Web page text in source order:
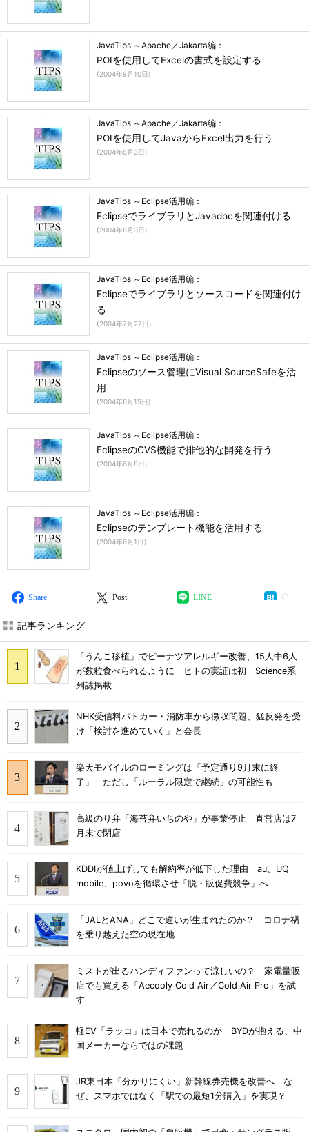
JavaTips ～Apache／Jakarta編：
POIを使用してExcelの書式を設定する
(2004年8月10日)
JavaTips ～Apache／Jakarta編：
POIを使用してJavaからExcel出力を行う
(2004年8月3日)
JavaTips ～Eclipse活用編：
EclipseでライブラリとJavadocを関連付ける
(2004年8月3日)
JavaTips ～Eclipse活用編：
Eclipseでライブラリとソースコードを関連付け
る
(2004年7月27日)
JavaTips ～Eclipse活用編：
Eclipseのソース管理にVisual SourceSafeを活
用
(2004年6月15日)
JavaTips ～Eclipse活用編：
EclipseのCVS機能で排他的な開発を行う
(2004年6月8日)
JavaTips ～Eclipse活用編：
Eclipseのテンプレート機能を活用する
(2004年6月1日)
Share Post LINE
記事ランキング
「うんこ移植」でピーナツアレルギー改善、15人中6人
が数粒食べられるように ヒトの実証は初 Science系
列誌掲載
NHK受信料パトカー・消防車から徴収問題、猛反発を受
け「検討を進めていく」と会長
楽天モバイルのローミングは「予定通り9月末に終
了」 ただし「ルーラル限定で継続」の可能性も
高級のり弁「海苔弁いちのや」が事業停止 直営店は7
月末で閉店
KDDIが値上げしても解約率が低下した理由 au、UQ
mobile、povoを循環させ「脱・販促費競争」へ
「JALとANA」どこで違いが生まれたのか？ コロナ禍
を乗り越えた空の現在地
ミストが出るハンディファンって涼しいの？ 家電量販
店でも買える「Aecooly Cold Air／Cold Air Pro」を試
す
軽EV「ラッコ」は日本で売れるのか BYDが抱える、中
国メーカーならではの課題
JR東日本「分かりにくい」新幹線券売機を改善へ な
ぜ、スマホではなく「駅での最短1分購入」を実現？